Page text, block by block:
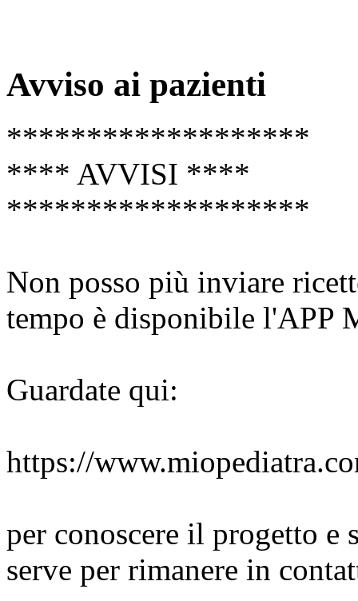
Avviso ai pazienti
*******************
**** AVVISI ****
*******************
Non posso più inviare
tempo è disponibile l'APP
Guardate qui:
https://
per conoscere il progetto e
serve per rimanere in